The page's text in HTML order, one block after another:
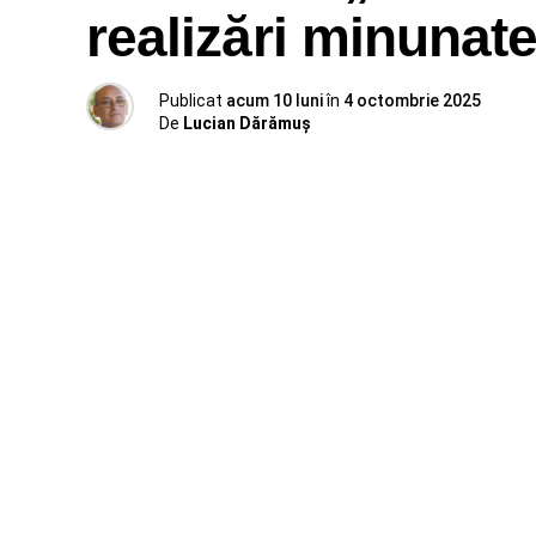
realizări
Publicat acum 10 luniîn 4 octombrie 2025
De Lucian Dărămuș